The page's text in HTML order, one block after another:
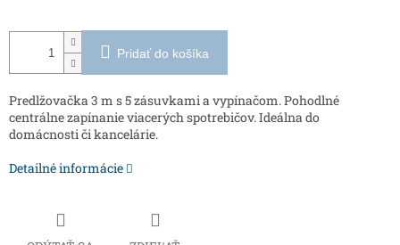
Pridať do košíka
Predlžovačka 3 m s 5 zásuvkami a vypínačom. Pohodlné
centrálne zapínanie viacerých spotrebičov. Ideálna do
domácnosti či kancelárie.
Detailné informácie